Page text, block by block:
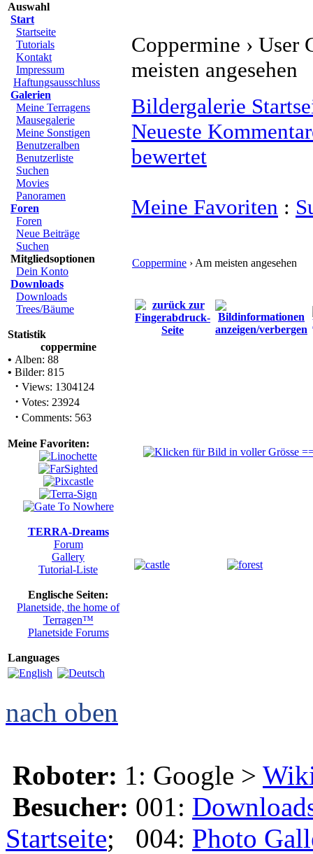
Auswahl
Start
Startseite
Tutorials
Kontakt
Impressum
Haftungsausschluss
Galerien
Meine Terragens
Mausegalerie
Meine Sonstigen
Benutzeralben
Benutzerliste
Suchen
Movies
Panoramen
Foren
Foren
Neue Beiträge
Suchen
Mitgliedsoptionen
Dein Konto
Downloads
Downloads
Trees/Bäume
Statistik
coppermine
• Alben: 88
• Bilder: 815
· Views: 1304124
· Votes: 23924
· Comments: 563
Meine Favoriten:
TERRA-Dreams
Forum
Gallery
Tutorial-Liste
Englische Seiten:
Planetside, the home of
Terragen™
Planetside Forums
Languages
Coppermine › User
meisten angesehen
Bildergalerie
Neueste
bewertet
Meine Favoriten :
Coppermine › Am meisten angesehen
nach oben
Roboter: 1: Google >
Besucher: 001:
Startseite; 004: Photo